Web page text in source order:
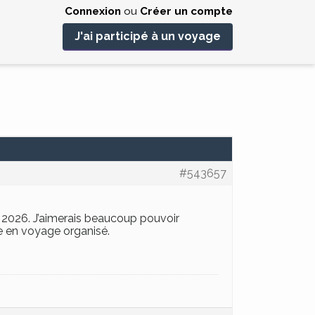
Connexionou Créer un compte
J'ai participé à un voyage
#543657
J’aimerais beaucoup pouvoir
en voyage organisé.